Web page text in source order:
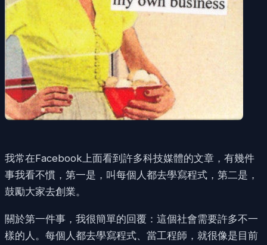
我常在Facebook上面看到許多科技媒體的文章，有幾件
事我看不慣，第一是，叫每個人都去學寫程式，第二是，
鼓勵大家去創業。
關於第一件事，我很簡單的回覆：這個社會需要許多不一
樣的人。每個人都去學寫程式、當工程師，就很像是目前